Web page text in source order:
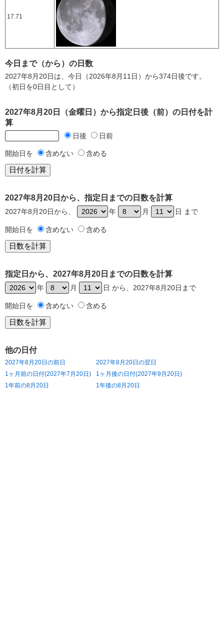
17.71
今日まで（から）の日数
2027年8月20日は、今日（2026年8月11日）から374日後です。
（初日を0日目として）
2027年8月20日（金曜日）から指定日後（前）の日付を計
算
日後 日前
開始日を 含めない 含める
2027年8月20日から、指定日までの日数を計算
2027年8月20日から、 年 月 日 まで
開始日を 含めない 含める
指定日から、2027年8月20日までの日数を計算
年 月 日 から、2027年8月20日まで
開始日を 含めない 含める
他の日付
2027年8月20日の前日
2027年8月20日の翌日
1ヶ月前の日付(2027年7月20日)
1ヶ月後の日付(2027年9月20日)
1年前の8月20日
1年後の8月20日